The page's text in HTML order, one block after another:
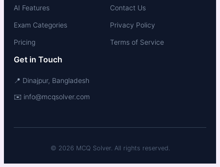
AI Features
Exam Categories
Pricing
Contact Us
Privacy Policy
Terms of Service
Get in Touch
📍 Dinajpur, Bangladesh
✉️ info@mcqsolver.com
© 2026 MCQ Solver. All rights reserved.